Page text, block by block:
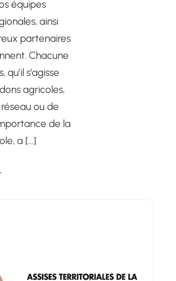
équipes
ainsi
partenaires
Chacune
s’agisse
agricoles,
ou de
de la
a […]